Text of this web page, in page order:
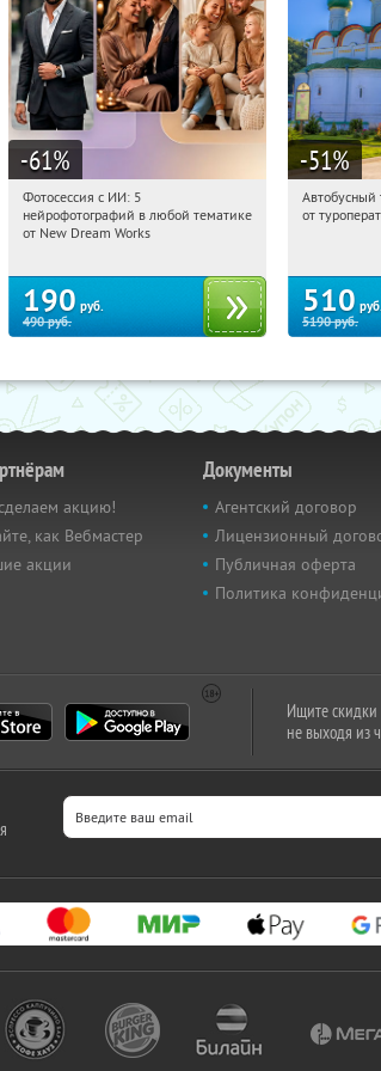
-61%
15:42:44
Россия
Фотосессия с ИИ: 5
нейрофотографий в любой тематике
от New Dream Works
190 руб.
490руб.
-51%
15:42:44
Автобусный
от
510
5190руб.
акцию!
как Вебмастер
акции
Документы
Агентский договор
Лицензионный
Публичная оферта
Политика
Ищите скидки
не выходя из